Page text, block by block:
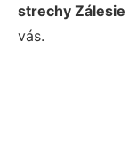
strechy Zálesie
vás.